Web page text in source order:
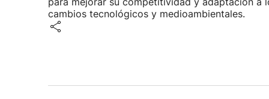
cambios tecnológicos y medioambientales.